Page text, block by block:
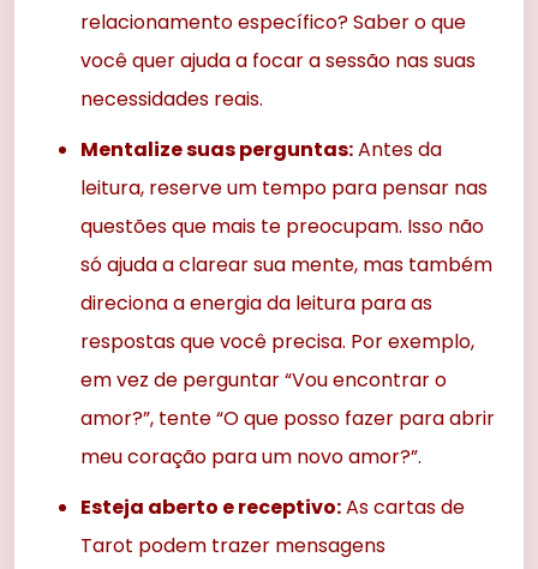
relacionamento específico? Saber o que
você quer ajuda a focar a sessão nas suas
necessidades reais.
Mentalize suas perguntas:Antes da
leitura, reserve um tempo para pensar nas
questões que mais te preocupam. Isso não
só ajuda a clarear sua mente, mas também
direciona a energia da leitura para as
respostas que você precisa. Por exemplo,
em vez de perguntar “Vou encontrar o
amor?”, tente “O que posso fazer para abrir
meu coração para um novo amor?”.
Esteja aberto e receptivo:As cartas de
Tarot podem trazer mensagens